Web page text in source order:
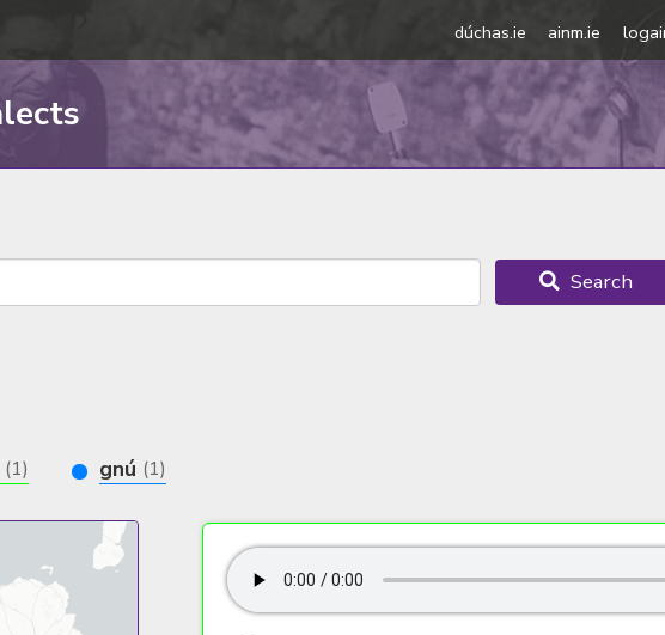
dúchas.ie ainm.ie
Search
(1) gnú (1)